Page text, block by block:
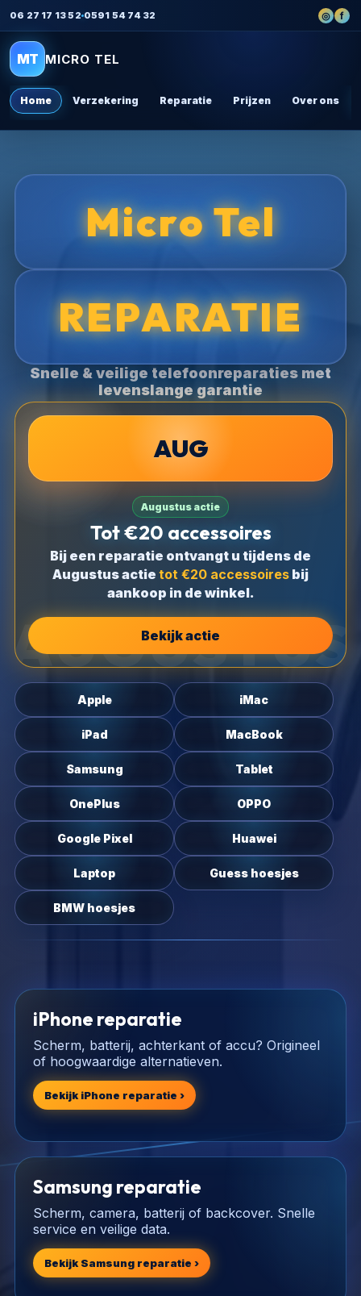
06 27 17 13 52 0591 54 74 32 ◎ f
MT MICRO TEL
Home Verzekering Reparatie Prijzen Over ons
Micro Tel
REPARATIE
Snelle & veilige telefoonreparaties met
levenslange garantie
AUG
Augustus actie
Tot €20 accessoires
Bij een reparatie ontvangt u tijdens de
Augustus actie tot €20 accessoires bij
aankoop in de winkel.
Bekijk actie
Apple iMac
iPad MacBook
Samsung Tablet
OnePlus OPPO
Google Pixel Huawei
Laptop Guess hoesjes
BMW hoesjes
iPhone reparatie
Scherm, batterij, achterkant of accu? Origineel
of hoogwaardige alternatieven.
Bekijk iPhone reparatie ›
Samsung reparatie
Scherm, camera, batterij of backcover. Snelle
service en veilige data.
Bekijk Samsung reparatie ›